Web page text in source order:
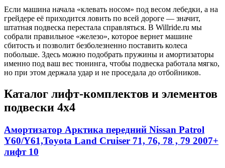
Если машина начала «клевать носом» под весом лебедки, а на
грейдере её приходится ловить по всей дороге — значит,
штатная подвеска перестала справляться. В Willride.ru мы
собрали правильное «железо», которое вернет машине
сбитость и позволит безболезненно поставить колеса
побольше. Здесь можно подобрать пружины и амортизаторы
именно под ваш вес тюнинга, чтобы подвеска работала мягко,
но при этом держала удар и не проседала до отбойников.
Каталог лифт-комплектов и элементов
подвески 4х4
Амортизатор Арктика передний Nissan Patrol
Y60/Y61,Toyota Land Cruiser 71, 76, 78 , 79 2007+
лифт 10